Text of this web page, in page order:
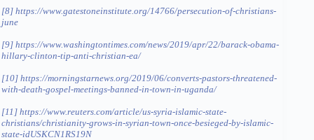
[8] https://www.gatestoneinstitute.org/14766/persecution-of-christians-
june
[9] https://www.washingtontimes.com/news/2019/apr/22/barack-obama-
hillary-clinton-tip-anti-christian-ea/
[10] https://morningstarnews.org/2019/06/converts-pastors-threatened-
with-death-gospel-meetings-banned-in-town-in-uganda/
[11] https://www.reuters.com/article/us-syria-islamic-state-
christians/christianity-grows-in-syrian-town-once-besieged-by-islamic-
state-idUSKCN1RS19N